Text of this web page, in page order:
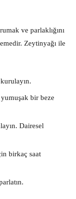
ve parlaklığını
Zeytinyağı ile
bir beze
Dairesel
birkaç saat